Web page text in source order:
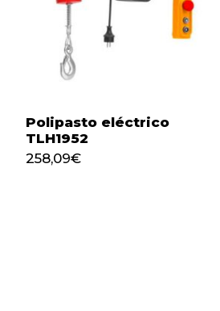
Polipasto eléctrico
TLH1952
258,09€